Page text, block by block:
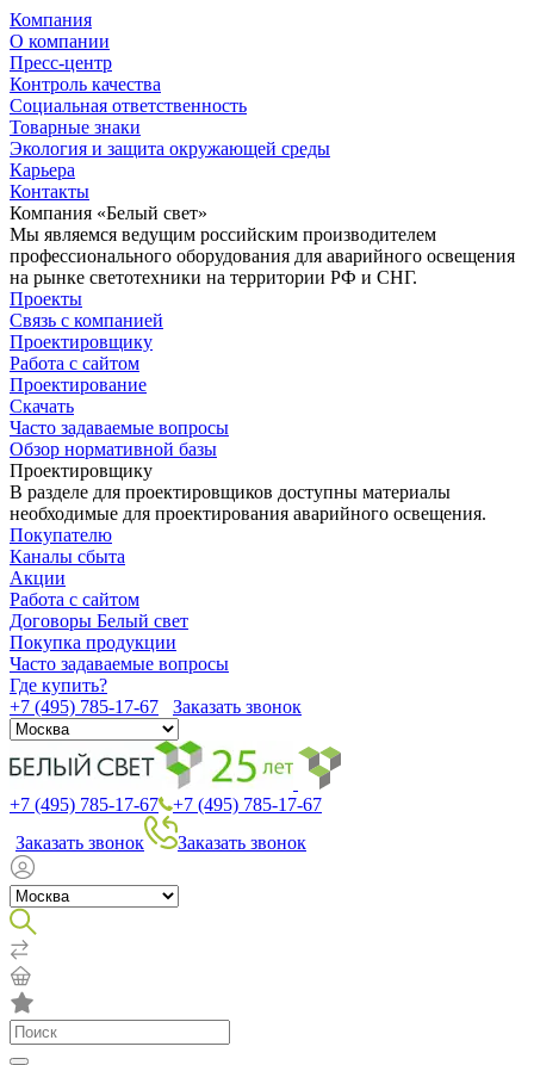
Компания
О компании
Пресс-центр
Контроль качества
Социальная ответственность
Товарные знаки
Экология и защита окружающей среды
Карьера
Контакты
Компания «Белый свет»
Мы являемся ведущим российским производителем
профессионального оборудования для аварийного освещения
на рынке светотехники на территории РФ и СНГ.
Проекты
Связь с компанией
Проектировщику
Работа с сайтом
Проектирование
Скачать
Часто задаваемые вопросы
Обзор нормативной базы
Проектировщику
В разделе для проектировщиков доступны материалы
необходимые для проектирования аварийного освещения.
Покупателю
Каналы сбыта
Акции
Работа с сайтом
Договоры Белый свет
Покупка продукции
Часто задаваемые вопросы
Где купить?
+7 (495) 785-17-67
Заказать звонок
+7 (495) 785-17-67
+7 (495) 785-17-67
Заказать звонок
Заказать звонок